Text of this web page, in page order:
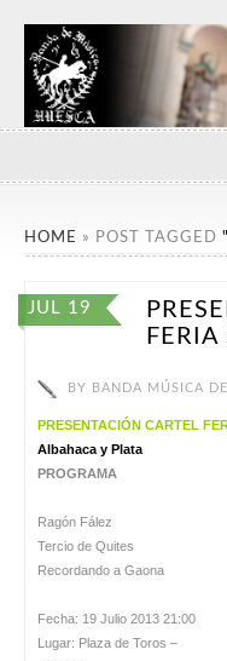
HOME » POST TAGGED
JUL 19
BY BANDA MÚSICA
PRESENTACIÓN CARTEL
Albahaca y Plata
PROGRAMA
Ragón Fález
Tercio de Quites
Recordando a Gaona
Fecha: 19 Julio 2013 21:00
Lugar: Plaza de Toros –